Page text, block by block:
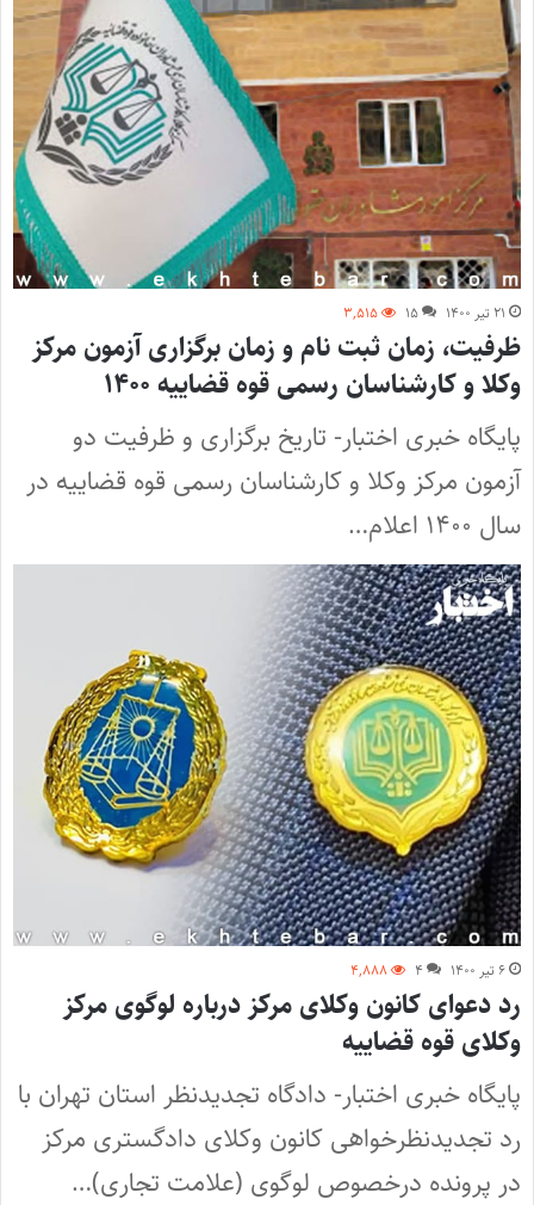
۲۱ تیر ۱۴۰۰ ۱۵ ۳,۵۱۵
ظرفیت، زمان ثبت نام و زمان برگزاری آزمون مرکز
وکلا و کارشناسان رسمی قوه قضاییه ۱۴۰۰
پایگاه خبری اختبار- تاریخ برگزاری و ظرفیت دو
آزمون مرکز وکلا و کارشناسان رسمی قوه قضاییه در
سال ۱۴۰۰ اعلام…
۶ تیر ۱۴۰۰ ۴ ۴,۸۸۸
رد دعوای کانون وکلای مرکز درباره لوگوی مرکز
وکلای قوه قضاییه
پایگاه خبری اختبار- دادگاه تجدیدنظر استان تهران با
رد تجدیدنظرخواهی کانون وکلای دادگستری مرکز
در پرونده درخصوص لوگوی (علامت تجاری)…